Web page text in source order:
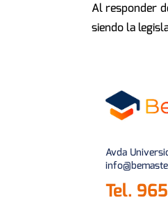
Al responder
siendo la
Avda
Tel.